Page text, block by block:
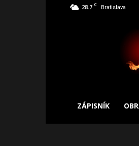
28.7 C Bratislava
SLOBODNÝ
ZÁPISNÍK